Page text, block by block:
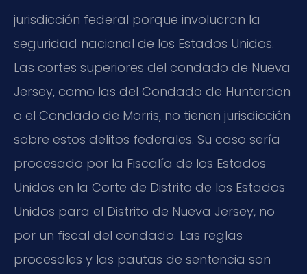
jurisdicción federal porque involucran la
seguridad nacional de los Estados Unidos.
Las cortes superiores del condado de Nueva
Jersey, como las del Condado de Hunterdon
o el Condado de Morris, no tienen jurisdicción
sobre estos delitos federales. Su caso sería
procesado por la Fiscalía de los Estados
Unidos en la Corte de Distrito de los Estados
Unidos para el Distrito de Nueva Jersey, no
por un fiscal del condado. Las reglas
procesales y las pautas de sentencia son